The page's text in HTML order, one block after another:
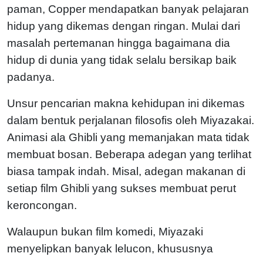
paman, Copper mendapatkan banyak pelajaran
hidup yang dikemas dengan ringan. Mulai dari
masalah pertemanan hingga bagaimana dia
hidup di dunia yang tidak selalu bersikap baik
padanya.
Unsur pencarian makna kehidupan ini dikemas
dalam bentuk perjalanan filosofis oleh Miyazakai.
Animasi ala Ghibli yang memanjakan mata tidak
membuat bosan. Beberapa adegan yang terlihat
biasa tampak indah. Misal, adegan makanan di
setiap film Ghibli yang sukses membuat perut
keroncongan.
Walaupun bukan film komedi, Miyazaki
menyelipkan banyak lelucon, khususnya